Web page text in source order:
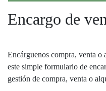
Encargo de
Encárguenos compra, venta
este simple formulario de
gestión de compra, venta o